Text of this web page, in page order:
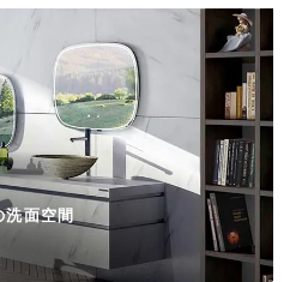
洗面空間